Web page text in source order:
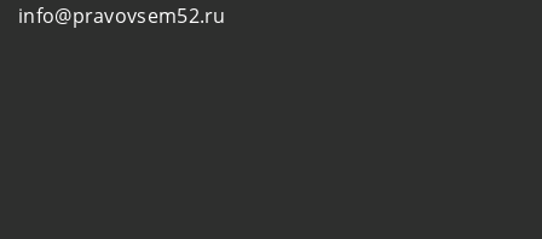
info@pravovsem52.ru